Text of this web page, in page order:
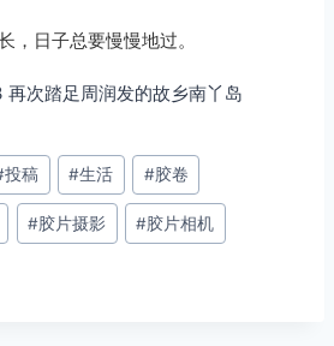
，日子总要慢慢地过。
再次踏足周润发的故乡南丫岛
投稿 #生活 #胶卷
#胶片摄影 #胶片相机